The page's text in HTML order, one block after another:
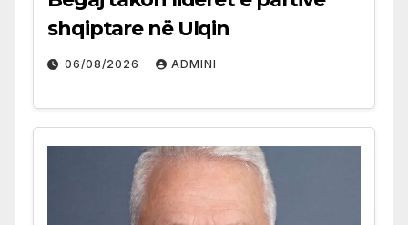
shqiptare në Ulqin
06/08/2026 ADMINI